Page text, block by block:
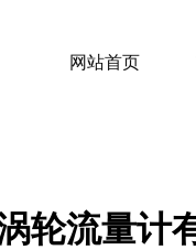
网站首页
轮流量计